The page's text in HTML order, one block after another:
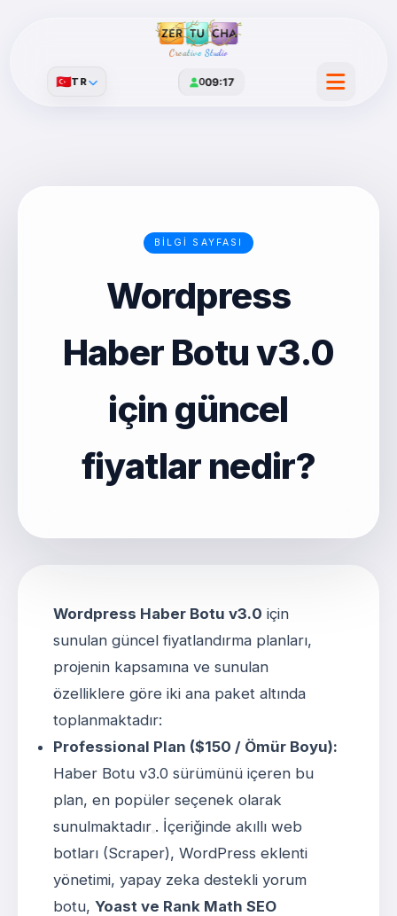
Creative Studio
009:17
🇹🇷TR
BILGI SAYFASI
Wordpress
Haber Botu v3.0
için güncel
fiyatlar nedir?
Wordpress Haber Botu v3.0 için
sunulan güncel fiyatlandırma planları,
projenin kapsamına ve sunulan
özelliklere göre iki ana paket altında
toplanmaktadır:
Professional Plan ($150 / Ömür Boyu):
Haber Botu v3.0 sürümünü içeren bu
plan, en popüler seçenek olarak
sunulmaktadır . İçeriğinde akıllı web
botları (Scraper), WordPress eklenti
yönetimi, yapay zeka destekli yorum
botu, Yoast ve Rank Math SEO